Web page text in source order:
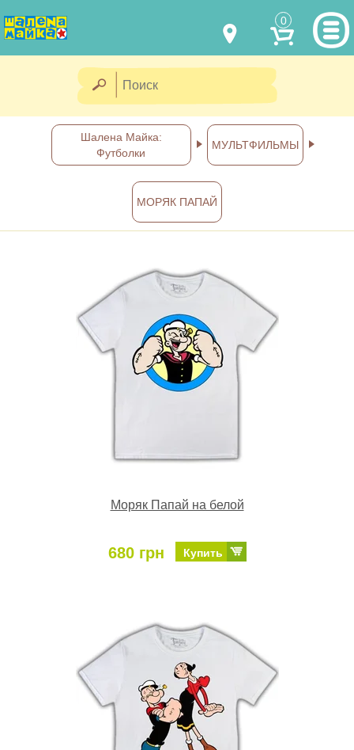
0
(067) 011 0404
shalena@mayka.dp.ua
г.Днепр, ул. Ярослава Мудрого, 68
Посмотреть на карте
Отправка по Украине каждый
день
НАШИ РАБОТЫ
КАК КУПИТЬ
КАК НАС НАЙТИ
Шалена Майка:
Футболки
МУЛЬТФИЛЬМЫ
МОРЯК ПАПАЙ
Моряк Папай на белой
680 грн Купить